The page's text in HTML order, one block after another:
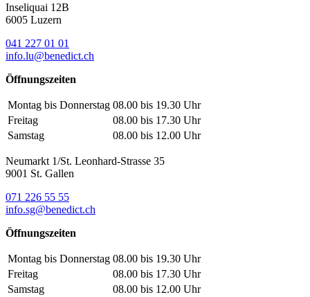
Inseliquai 12B
6005 Luzern
041 227 01 01
info.lu@benedict.ch
Öffnungszeiten
Montag bis Donnerstag 08.00 bis 19.30 Uhr
Freitag
08.00 bis 17.30 Uhr
Samstag
08.00 bis 12.00 Uhr
Neumarkt 1/St. Leonhard-Strasse 35
9001 St. Gallen
071 226 55 55
info.sg@benedict.ch
Öffnungszeiten
Montag bis Donnerstag 08.00 bis 19.30 Uhr
Freitag
08.00 bis 17.30 Uhr
Samstag
08.00 bis 12.00 Uhr